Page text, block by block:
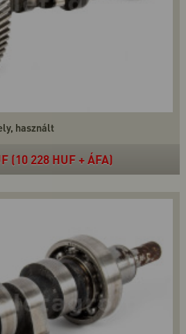
használt
(10 228 HUF + ÁFA)